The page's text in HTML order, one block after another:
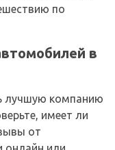
по
в
лучшую компанию
имеет ли
от